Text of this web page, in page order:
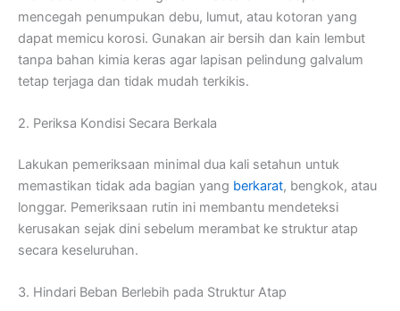
mencegah penumpukan debu, lumut, atau kotoran yang
dapat memicu korosi. Gunakan air bersih dan kain lembut
tanpa bahan kimia keras agar lapisan pelindung galvalum
tetap terjaga dan tidak mudah terkikis.
2. Periksa Kondisi Secara Berkala
Lakukan pemeriksaan minimal dua kali setahun untuk
memastikan tidak ada bagian yang berkarat, bengkok, atau
longgar. Pemeriksaan rutin ini membantu mendeteksi
kerusakan sejak dini sebelum merambat ke struktur atap
secara keseluruhan.
3. Hindari Beban Berlebih pada Struktur Atap